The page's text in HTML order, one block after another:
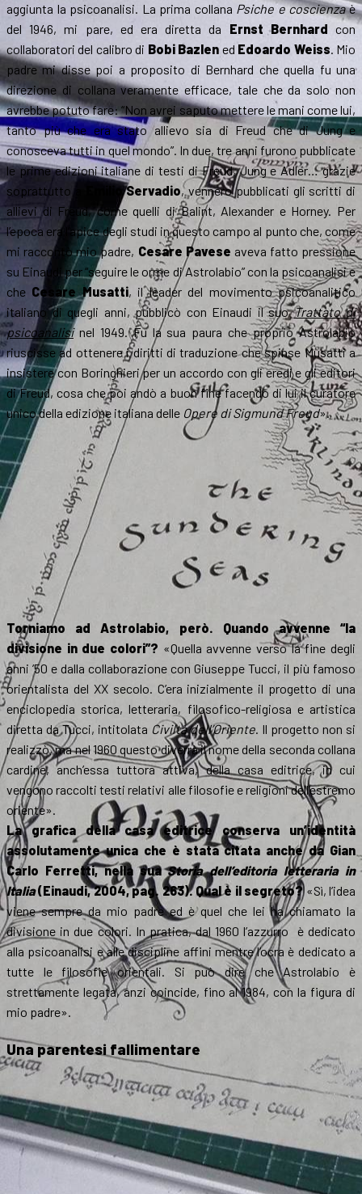
aggiunta la psicoanalisi. La prima collana Psiche e coscienzaè
del 1946, mi pare, ed era diretta da Ernst Bernhard con
collaboratori del calibro di Bobi Bazlen ed Edoardo Weiss. Mio
padre mi disse poi a proposito di Bernhard che quella fu una
direzione di collana veramente efficace, tale che da solo non
avrebbe potuto fare: “Non avrei saputo mettere le mani come lui,
tanto più che era stato allievo sia di Freud che di Jung e
conosceva tutti in quel mondo”. In due, tre anni furono pubblicate
le prime edizioni italiane di testi di Freud, Jung e Adler… grazie
soprattutto a
Emilio Servadio, vennero pubblicati gli scritti di
allievi di Freud, come quelli di Balint, Alexander e Horney. Per
l’epoca era l’apice degli studi in questo campo al punto che, come
mi raccontò mio padre, Cesare Pavese aveva fatto pressione
su Einaudi per “seguire le orme di Astrolabio” con la psicoanalisi e
che Cesare Musatti, il leader del movimento psicoanalitico
italiano di quegli anni, pubblicò con Einaudi il suoTrattato di
psicoanalisinel 1949. Fu la sua paura che proprio Astrolabio
riuscisse ad ottenere i diritti di traduzione che spinse Musatti a
insistere con Boringhieri per un accordo con gli eredi e gli editori
di Freud, cosa che poi andò a buon fine facendo di lui il curatore
unico della edizione italiana delle Opere di Sigmund Freud».
Torniamo ad Astrolabio, però. Quando avvenne “la
divisione in due colori”? «Quella avvenne verso la fine degli
anni ’50 e dalla collaborazione con Giuseppe Tucci, il più famoso
orientalista del XX secolo. C’era inizialmente il progetto di una
enciclopedia storica, letteraria, filosofico-religiosa e artistica
diretta da Tucci, intitolata Civiltà dell’Oriente. Il progetto non si
realizzò, ma nel 1960 questo diverrà il nome della seconda collana
cardine, anch’essa tuttora attiva, della casa editrice, in cui
vengono raccolti testi relativi alle filosofie e religioni dell’estremo
oriente».
La grafica della casa editrice conserva un’identità
assolutamente unica che è stata citata anche da Gian
Carlo Ferretti, nella suaStoria dell’editoria letteraria in
Italia(Einaudi, 2004, pag. 263). Qual è il segreto?«Sì, l’idea
viene sempre da mio padre ed è quel che lei ha chiamato la
divisione in due colori. In pratica, dal 1960 l’azzurro è dedicato
alla psicoanalisi e alle discipline affini mentre l’ocra è dedicato a
tutte le filosofie orientali. Si può dire che Astrolabio è
strettamente legata, anzi coincide, fino al 1984, con la figura di
mio padre».
Una parentesi fallimentare